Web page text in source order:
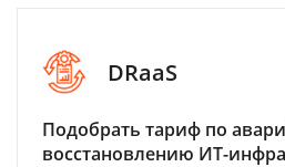
DRaaS
Подобрать тариф по
восстановлению ИТ-